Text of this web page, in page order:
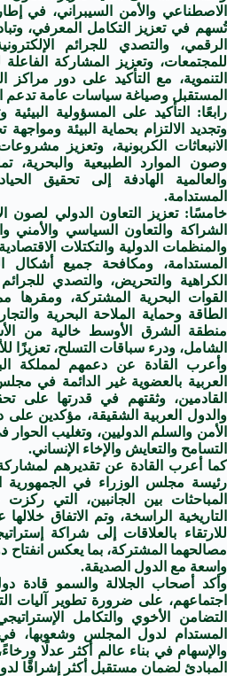
الاصطناعي والأمن السيبراني، في
تُسهم في تعزيز التكامل المعرفي،
الرقمي، والتصدي للجرائم
للمجتمعات، وتعزيز المشاركة
التنموية، مع التأكيد على دور
المستقبل وصياغة سياسات عامة تدعم
رابعًا: التأكيد على المسؤولية
وتجديد الالتزام بحماية البيئة ومواجهة
الانبعاثات الكربونية، وتعزيز
وصون الموارد الطبيعية والبحرية،
والعالمية الهادفة إلى تحقيق
المستدامة.
خامسًا: تعزيز التعاون الدولي لصون
الشراكة والتعاون السياسي والأمني
والمنظمات الدولية والتكتلات
المستدامة، ومكافحة جميع أشكال
الكراهية والتحريض، والتصدي
القوات البحرية المشتركة، ومقرها
الطاقة وحماية الملاحة البحرية
منطقة الشرق الأوسط خالية من
الشامل، ودرء سباقات التسلح، تعزيزًا
وأعرب القادة عن دعمهم لمملكة
العربية بالعضوية غير الدائمة في
القادمين، وثقتهم في قدرتها على
والدول العربية الشقيقة، مؤكدين
الأمن والسلم الدوليين، وتغليب
التسامح والتعايش والإخاء الإنساني.
كما أعرب القادة عن تقديرهم
رئيسة مجلس الوزراء في الجمهورية
المباحثات بين الجانبين، التي
التاريخية الراسخة، وتم الاتفاق
للارتقاء بالعلاقات إلى شراكة
مصالحهما المشتركة، بما يعكس
واسعة مع الدول الصديقة.
وأكد أصحاب الجلالة والسمو قادة
اجتماعهم، على ضرورة تطوير آليات
التضامن الأخوي والتكامل
المستدام لدول المجلس وشعوبها،
والإسهام في بناء عالم أكثر عدلًا
المبادئ لضمان مستقبل أكثر إشراقًا